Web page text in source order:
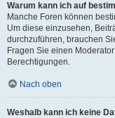
Warum kann ich auf
Manche Foren können
Um diese einzusehen,
durchzuführen, brauchen
Fragen Sie einen
Berechtigungen.
Nach oben
Weshalb kann ich keine